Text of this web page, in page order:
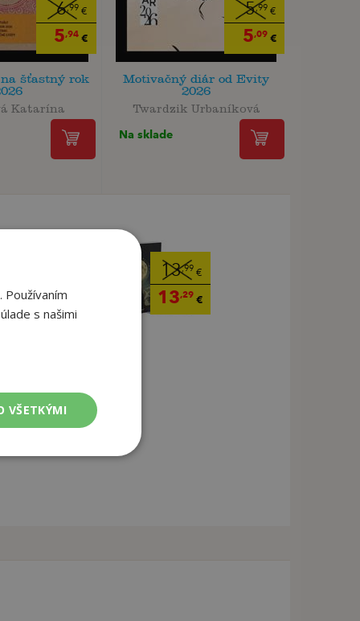
6,99 €
5,94 €
šťastný rok
Katarína
5,99 €
5,09€
Motivačný diár od Evity
2026
Twardzik Urbaníková
Na sklade
13,99 €
13,29€
s našimi
VŠETKÝMI